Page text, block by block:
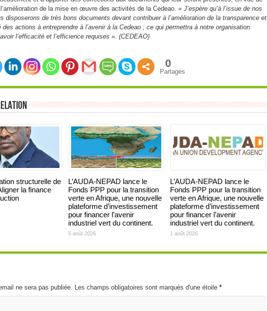
de la mise en œuvre des activités de la Cedeao. « J’espère qu’à l’issue de nos
disposerons de très bons documents devant contribuer à l’amélioration de la transparence et
des actions à entreprendre à l’avenir à la Cedeao ; ce qui permettra à notre organisation
l’efficacité et l’efficience requises ». (CEDEAO)
0
Partages
structurelle de
la finance
L’AUDA-NEPAD lance le
Fonds PPP pour la transition
verte en Afrique, une nouvelle
plateforme d’investissement
pour financer l’avenir
industriel vert du continent.
5 août 2026
L’AUDA-NEPAD lance le
Fonds PPP pour la transition
verte en Afrique, une nouvelle
plateforme d’investissement
pour financer l’avenir
industriel vert du continent.
1 août 2026
ne sera pas publiée. Les champs obligatoires sont marqués d'une étoile *